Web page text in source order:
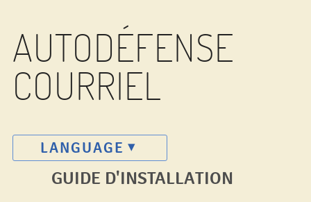
AUTODÉFENSE
COURRIEL
LANGUAGE
GUIDE D'INSTALLATION